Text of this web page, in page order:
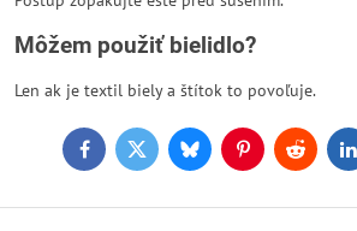
Môžem použiť bielidlo?
Len ak je textil biely a štítok to povoľuje.
FacebookTwitterBlueskyPinterestReddit